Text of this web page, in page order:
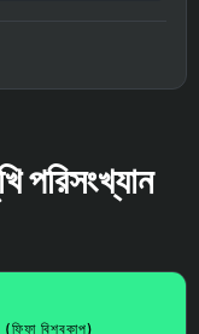
পরিসংখ্যান
বিশ্বকাপ)